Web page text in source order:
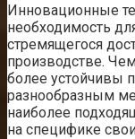
Инновационные
необходимость
стремящегося
производстве.
более устойчивы
разнообразным
наиболее
на специфике